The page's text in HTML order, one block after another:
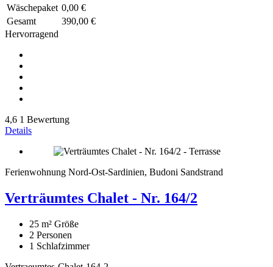
Wäschepaket 0,00 €
Gesamt
390,00 €
Hervorragend
4,6 1 Bewertung
Details
Ferienwohnung Nord-Ost-Sardinien, Budoni Sandstrand
Verträumtes Chalet - Nr. 164/2
25 m² Größe
2 Personen
1 Schlafzimmer